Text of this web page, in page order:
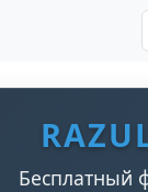
Бесплатный